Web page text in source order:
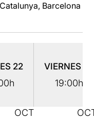
Barcelona
22 VIERNES
19:00h
OCT